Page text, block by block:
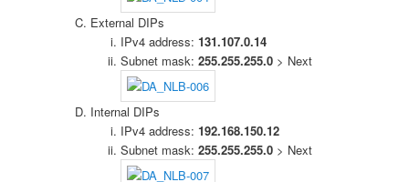
External DIPs
IPv4 address: 131.107.0.14
Subnet mask: 255.255.255.0> Next
Internal DIPs
IPv4 address: 192.168.150.12
Subnet mask: 255.255.255.0> Next